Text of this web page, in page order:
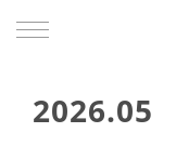
2026.05